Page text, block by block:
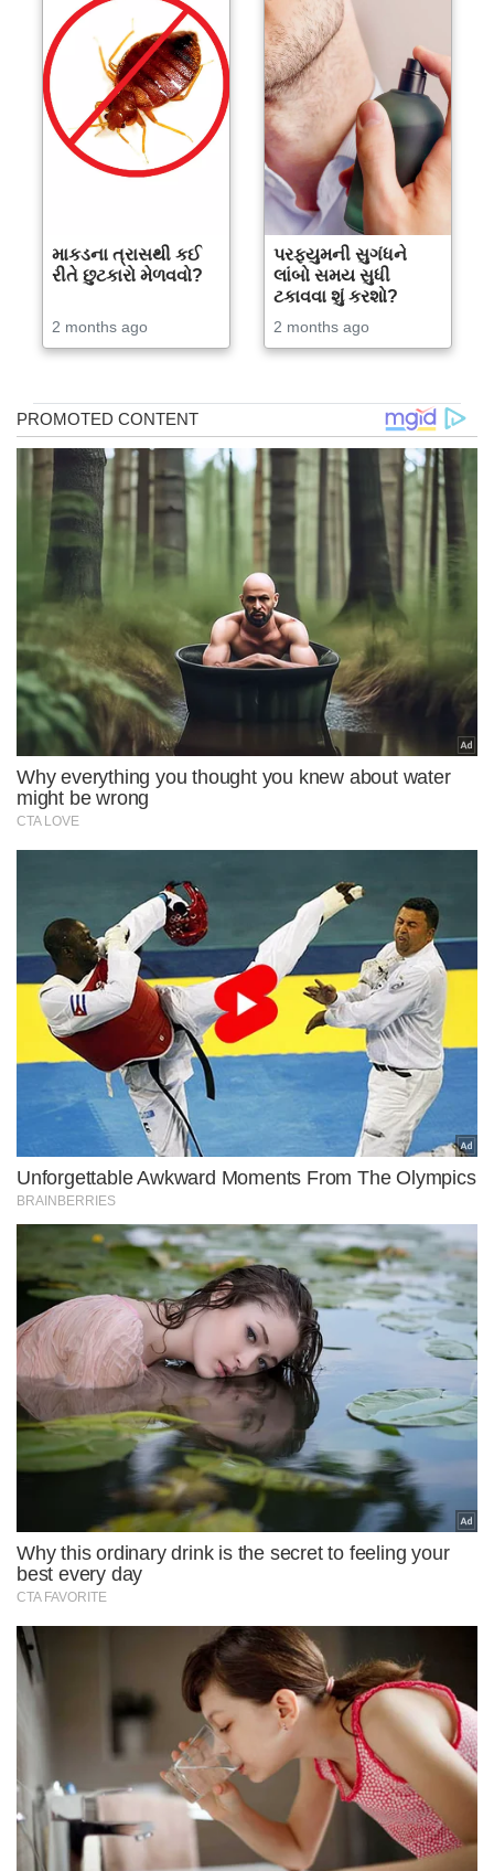
માકડના ત્રાસથી કઈ
રીતે છુટકારો મેળવવો?
2 months ago
પરફ્યુમની સુગંધને
લાંબો સમય સુધી
ટકાવવા શું કરશો?
2 months ago